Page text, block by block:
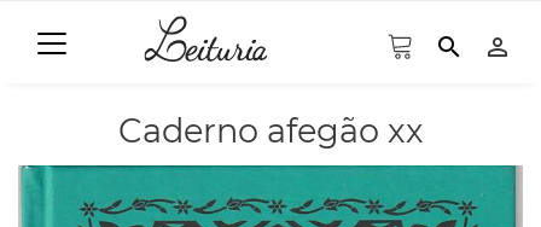
search person_outline
Caderno afegão xx